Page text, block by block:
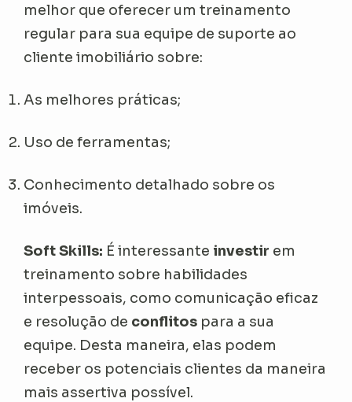
melhor que oferecer um treinamento
regular para sua equipe de suporte ao
cliente imobiliário sobre:
As melhores práticas;
Uso de ferramentas;
Conhecimento detalhado sobre os
imóveis.
Soft Skills: É interessante investir em
treinamento sobre habilidades
interpessoais, como comunicação eficaz
e resolução de conflitos para a sua
equipe. Desta maneira, elas podem
receber os potenciais clientes da maneira
mais assertiva possível.